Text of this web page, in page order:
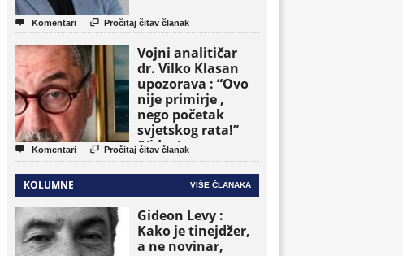
 Komentari  Pročitaj čitav članak
Vojni analitičar
dr. Vilko Klasan
upozorava : “Ovo
nije primirje ,
nego početak
svjetskog rata!”
(Video)
 Komentari  Pročitaj čitav članak
KOLUMNE VIŠE ČLANAKA
Gideon Levy :
Kako je tinejdžer,
a ne novinar,